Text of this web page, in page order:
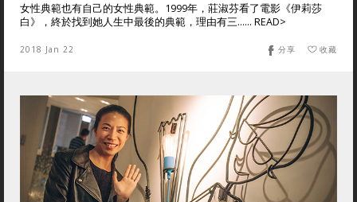
女性典範也有自己的女性典範。1999年，莊淑芬看了電影《伊莉莎
白》，終於找到她人生中最後的典範，理由有三...... READ>
2018 Jan 22 收藏
分享